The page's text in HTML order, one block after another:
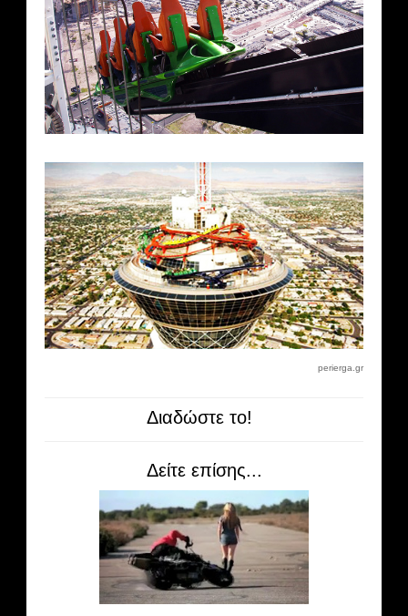
perierga.gr
Διαδώστε το!
Δείτε επίσης...